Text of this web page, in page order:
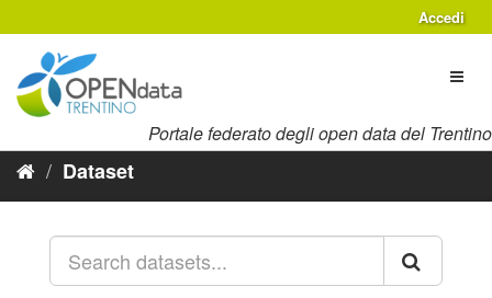
al
contenuto
Accedi
Portale federato degli open data del Trentino
Dataset